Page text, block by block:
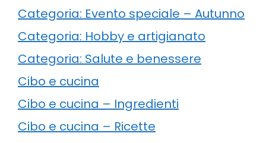
Categoria: Evento speciale – Autunno
Categoria: Hobby e artigianato
Categoria: Salute e benessere
Cibo e cucina
Cibo e cucina – Ingredienti
Cibo e cucina – Ricette